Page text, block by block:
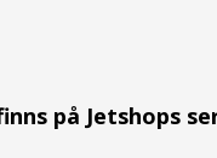
på Jetshops